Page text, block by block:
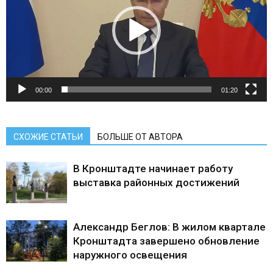
00:00 01:20
СХОЖИЕ СТАТЬИ БОЛЬШЕ ОТ АВТОРА
В Кронштадте начинает работу
выставка районных достижений
Александр Беглов: В жилом квартале
Кронштадта завершено обновление
наружного освещения